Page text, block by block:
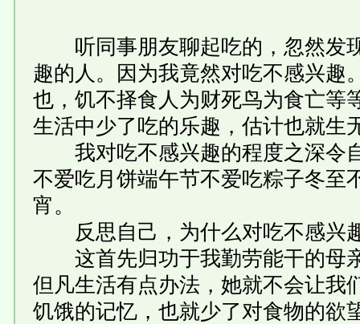
听同事朋友聊起吃的，忽然发
趣的人。因为我竟然对吃不感兴趣
也，饥不择食人为财死鸟为食亡等
生活中少了吃的乐趣，估计也就生
我对吃不感兴趣的程度之深令
不爱吃月饼端午节不爱吃粽子冬至
宵。
反思自己，为什么对吃不感兴
这首先归功于我勤劳能干的母
但凡生活有点办法，她就不会让我
饥饿的记忆，也就少了对食物的欲